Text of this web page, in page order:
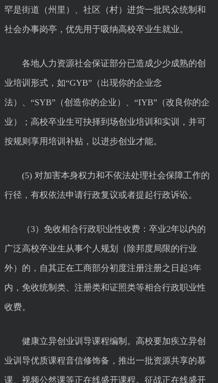
罕是街道（州里）、社区（村）进货一批民众统制和
社会办事岗亭，优先用于吸纳高校卒业生就业。
各地人力资源社会保证部分已造成少少成熟的创
业培训形式，如“GYB”（出现你的企业念
法）、“SYB”（创造你的企业）、“IYB”（改良你的企
业）；高校卒业生可抉择到场创业培训和实训，并可
按规则享用培训补贴，以进步创业才能。
(5) 对加害本身权力和不依法处理社会保障工作的
行径，有权依法申请行政复议或者提起行政诉讼。
（3）免收相合行政职业性收费：卒业2年以内的
广泛高校卒业生从事个人规划（除邦度局限的行业
外）的，自其正在工商部分初度注册注册之日起3年
内，免收统制类、注册类和证照类等相合行政职业性
收费。
健康立异创业训导课程编制。高校要加疾立异创
业训导优质课程音信修饰备，推出一批资源共享的慕
课、视频公然课等正在线盛开课程。征战正在线盛开